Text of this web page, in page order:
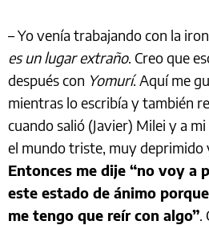
– Yo venía trabajando con la
es un lugar extraño. Creo que
después con Yomurí. Aquí me
mientras lo escribía y también
cuando salió (Javier) Milei y a
el mundo triste, muy deprimido
Entonces me dije “no voy a
este estado de ánimo
me tengo que reír con algo”.